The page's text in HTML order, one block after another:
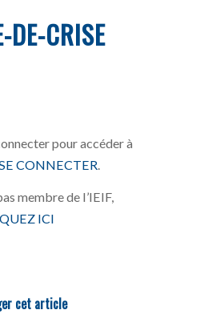
DE-CRISE
pour accéder à
CONNECTER
membre de l’IEIF,
ICI
cet article